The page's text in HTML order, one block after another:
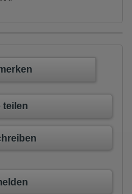
in Ausnahmefällen wird die
sind folgende:
oder
er auf weitere Seiten des
teilen